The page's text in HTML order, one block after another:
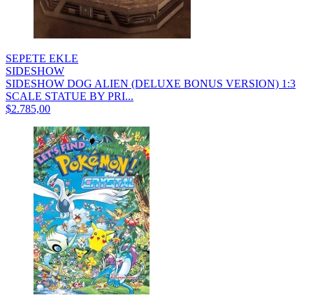
SEPETE EKLE
SIDESHOW
SIDESHOW DOG ALIEN (DELUXE BONUS VERSION) 1:3
SCALE STATUE BY PRI...
$2.785,00